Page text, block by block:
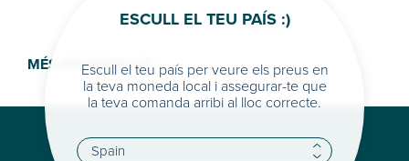
MÉS INFORMACIÓ >
ESCULL EL TEU PAÍS :)
Escull el teu país per veure els preus en
la teva moneda local i assegurar-te que
la teva comanda arribi al lloc correcte.